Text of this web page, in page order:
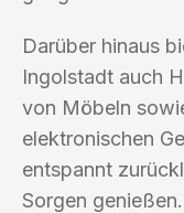
Darüber hinaus
Ingolstadt auch
von Möbeln
elektronischen
entspannt
Sorgen genießen.